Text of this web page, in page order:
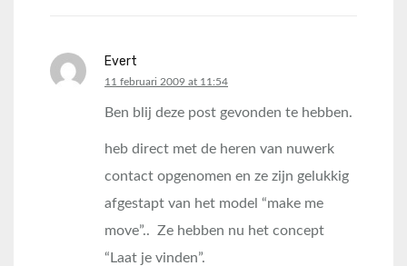
Evert
says:
11 februari 2009 at 11:54
Ben blij deze post gevonden te hebben.
heb direct met de heren van nuwerk
contact opgenomen en ze zijn gelukkig
afgestapt van het model “make me
move”.. Ze hebben nu het concept
“Laat je vinden”.